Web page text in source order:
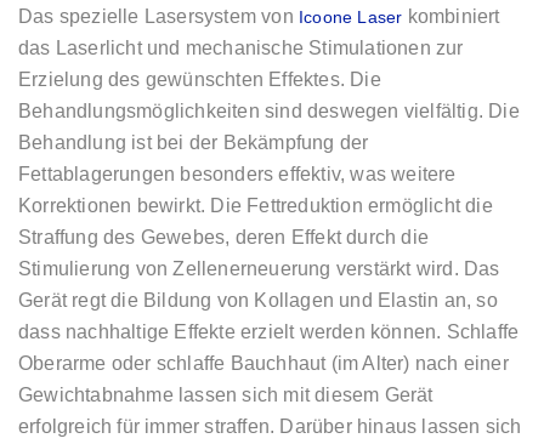
Das spezielle Lasersystem von Icoone Laser kombiniert
das Laserlicht und mechanische Stimulationen zur
Erzielung des gewünschten Effektes. Die
Behandlungsmöglichkeiten sind deswegen vielfältig. Die
Behandlung ist bei der Bekämpfung der
Fettablagerungen besonders effektiv, was weitere
Korrektionen bewirkt. Die Fettreduktion ermöglicht die
Straffung des Gewebes, deren Effekt durch die
Stimulierung von Zellenerneuerung verstärkt wird. Das
Gerät regt die Bildung von Kollagen und Elastin an, so
dass nachhaltige Effekte erzielt werden können. Schlaffe
Oberarme oder schlaffe Bauchhaut (im Alter) nach einer
Gewichtabnahme lassen sich mit diesem Gerät
erfolgreich für immer straffen. Darüber hinaus lassen sich